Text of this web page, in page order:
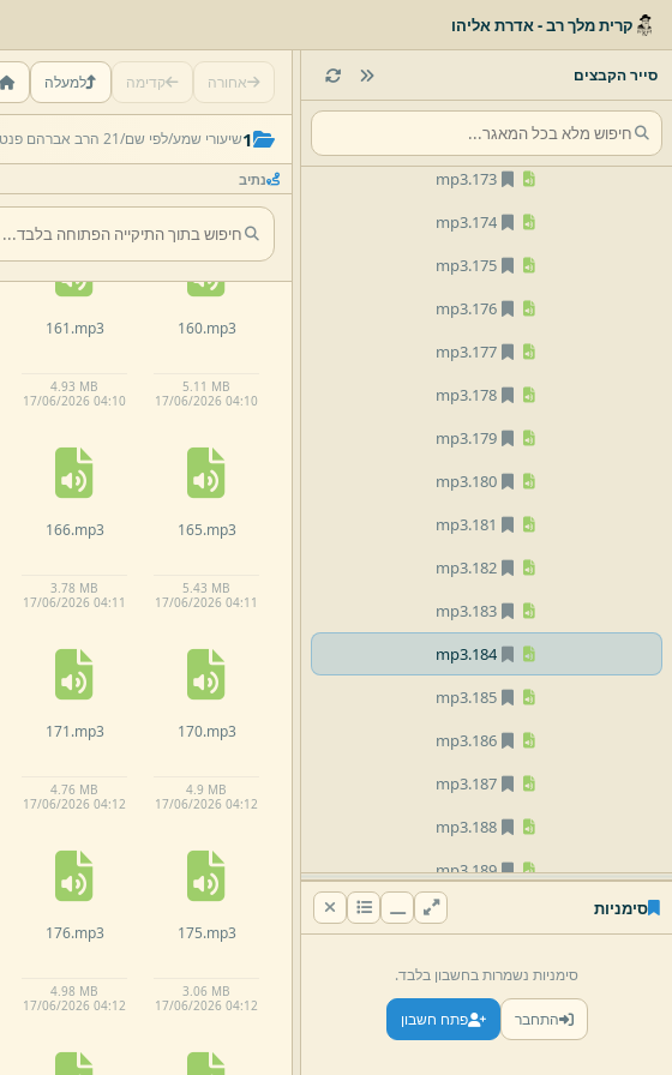
קרית מלך רב - אדרת אליהו
סייר הקבצים
170.
mp3
172.
173.
mp3
174.
mp3
175.
mp3
176.
mp3
177.
mp3
178.
mp3
179.
mp3
180.
mp3
181.
mp3
182.
mp3
183.
mp3
184.
mp3
185.
mp3
186.
mp3
187.
mp3
188.
mp3
189.
mp3
mp3
192.
mp3
193.
mp3
סימניות
סימניות נשמרות בחשבון בלבד.
התחבר פתח חשבון
אחורה קדימה למעלה
1שיעורי שמע/לפי שם/21 הרב אברהם פנט/
נתיב
17/06/2026 04:09
17/06/2026 04:09
160.mp3
5.11 MB
17/06/2026 04:10
161.mp3
4.93 MB
17/06/2026 04:10
165.mp3
5.43 MB
17/06/2026 04:11
166.mp3
3.78 MB
17/06/2026 04:11
170.mp3
4.9 MB
17/06/2026 04:12
171.mp3
4.76 MB
17/06/2026 04:12
175.mp3
3.06 MB
17/06/2026 04:12
176.mp3
4.98 MB
17/06/2026 04:12